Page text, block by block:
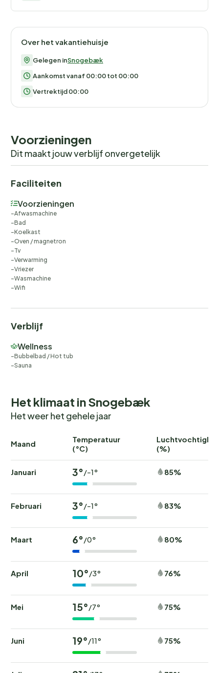
Over het vakantiehuisje
Gelegen inSnogebæk
Aankomst vanaf 00:00 tot 00:00
Vertrektijd 00:00
Voorzieningen
Dit maakt jouw verblijf onvergetelijk
Faciliteiten
Voorzieningen
Afwasmachine
Bad
Koelkast
Oven / magnetron
Tv
Verwarming
Vriezer
Wasmachine
Wifi
Verblijf
Wellness
Bubbelbad / Hot tub
Sauna
Het klimaat in Snogebæk
Het weer het gehele jaar
Maand
Temperatuur
(°C)
(%)
Januari 3°/-1° 85%
Februari 3°/-1° 83%
Maart 6°/0° 80%
April 10°/3° 76%
Mei 15°/7° 75%
Juni 19°/11° 75%